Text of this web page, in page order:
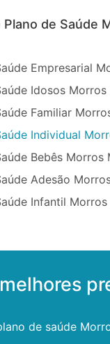
Plano de Saúde
Empresarial
Idosos Morros
Familiar
Individual
Bebês Morros
Adesão
Infantil Morros
de saúde